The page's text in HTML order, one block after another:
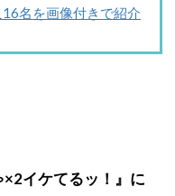
名を画像付きで紹介
イケてるッ！』に